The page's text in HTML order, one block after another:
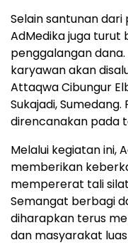
Selain santunan
AdMedika juga
penggalangan
karyawan akan
Attaqwa Cibungur
Sukajadi,
direncanakan pada
Melalui kegiatan ini,
memberikan
mempererat tali
Semangat berbagi
diharapkan terus
dan masyarakat